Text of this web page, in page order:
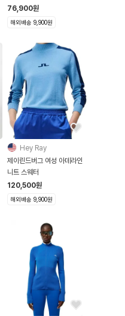
76,900원
해외배송 9,900원
Hey Ray
제이린드버그 여성 아데라인
니트 스웨터
120,500원
해외배송 9,900원